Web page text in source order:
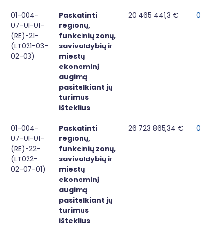
01-004-
07-01-01-
(RE)-21-
(LT021-03-
02-03)
Paskatinti
regionų,
funkcinių zonų,
savivaldybių ir
miestų
ekonominį
augimą
pasitelkiant jų
turimus
išteklius
20 465 441,3 € 0
01-004-
07-01-01-
(RE)-22-
(LT022-
02-07-01)
Paskatinti
regionų,
funkcinių zonų,
savivaldybių ir
miestų
ekonominį
augimą
pasitelkiant jų
turimus
išteklius
26 723 865,34 € 0